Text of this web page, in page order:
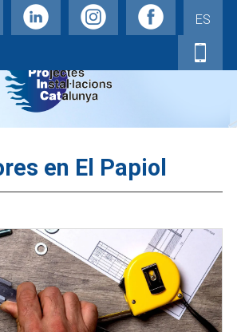
ES
en El Papiol